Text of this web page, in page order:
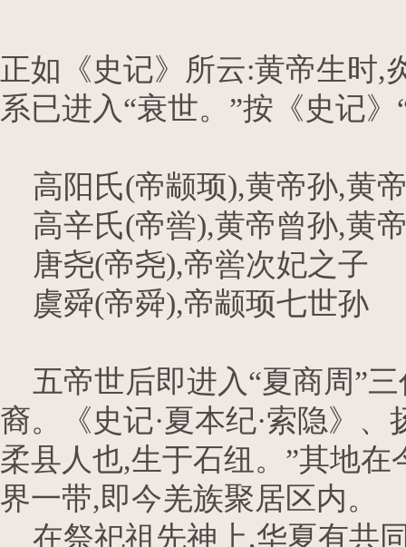
正如《史记》所云:黄帝生
系已进入“衰世。”按《史记
高阳氏(帝颛顼),黄帝孙,黄
高辛氏(帝喾),黄帝曾孙,黄
唐尧(帝尧),帝喾次妃之子
虞舜(帝舜),帝颛顼七世孙
五帝世后即进入“夏商周”三
裔。《史记·夏本纪·索隐》
柔县人也,生于石纽。”其地
界一带,即今羌族聚居区内。
在祭祀祖先神上,华夏有共